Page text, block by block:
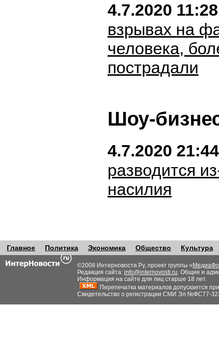
4.7.2020 11:28
взрывах на
человека,
пострадали
Шоу-
4.7.2020 21:44
разводится
насилия
Главное Политика Экономика Общество Культура
©2008 Интерновости.Ру, проект группы «
Редакция сайта: info@internovosti.ru. Общие и
Информация на сайте для лиц старше 18 лет.
Перепечатка материалов допускается
Свидетельство о регистрации СМИ Эл №ФС77-